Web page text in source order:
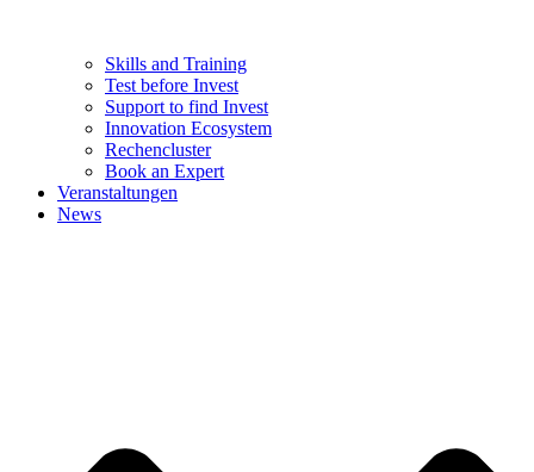
Skills and Training
Test before Invest
Support to find Invest
Innovation Ecosystem
Rechencluster​
Book an Expert
Veranstaltungen
News